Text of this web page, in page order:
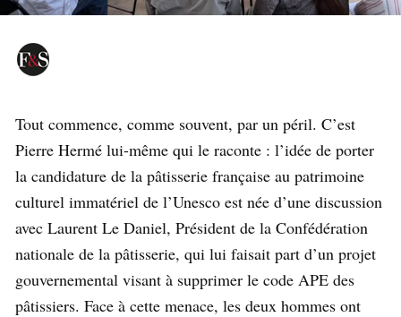
Tout commence, comme souvent, par un péril. C’est
Pierre Hermé lui-même qui le raconte : l’idée de porter
la candidature de la pâtisserie française au patrimoine
culturel immatériel de l’Unesco est née d’une discussion
avec Laurent Le Daniel, Président de la Confédération
nationale de la pâtisserie, qui lui faisait part d’un projet
gouvernemental visant à supprimer le code APE des
pâtissiers. Face à cette menace, les deux hommes ont